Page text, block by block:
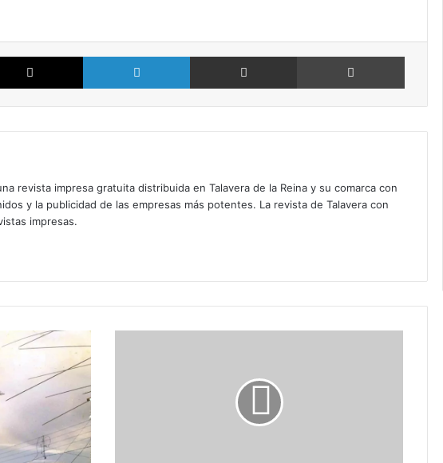
X LinkedIn Compartir por Email
revista impresa gratuita distribuida en Talavera de la Reina y su comarca con
y la publicidad de las empresas más potentes. La revista de Talavera con
impresas.